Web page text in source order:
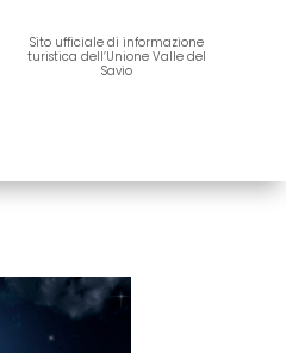
Sito ufficiale di informazione
turistica dell’Unione Valle del
Savio